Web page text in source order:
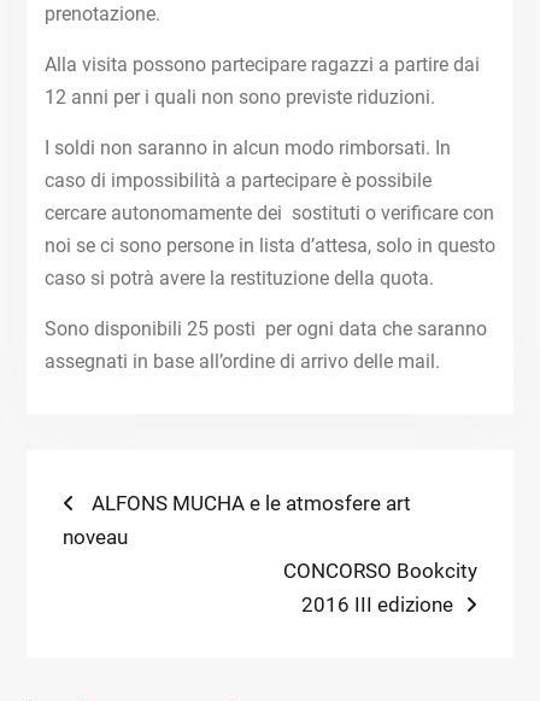
prenotazione.
Alla visita possono partecipare ragazzi a partire dai
12 anni per i quali non sono previste riduzioni.
I soldi non saranno in alcun modo rimborsati. In
caso di impossibilità a partecipare è possibile
cercare autonomamente dei sostituti o verificare con
noi se ci sono persone in lista d’attesa, solo in questo
caso si potrà avere la restituzione della quota.
Sono disponibili 25 posti per ogni data che saranno
assegnati in base all’ordine di arrivo delle mail.
Navigazione
articoli
Previous
post:
ALFONS MUCHA e le atmosfere art
noveau
Next
post:
CONCORSO Bookcity
2016 III edizione